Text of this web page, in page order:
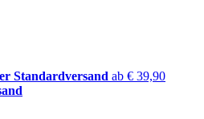
Standardversand ab € 39,90